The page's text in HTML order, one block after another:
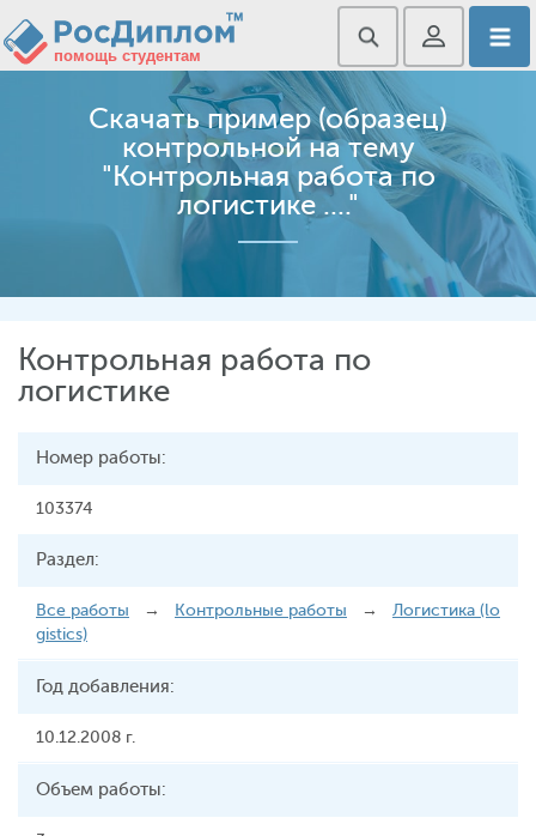
Скачать пример (образец)
контрольной на тему
"Контрольная работа по
логистике ...."
Контрольная работа по
логистике
Номер работы:
103374
Раздел:
Все работы → Контрольные работы → Логистика (lo
gistics)
Год добавления:
10.12.2008 г.
Объем работы: